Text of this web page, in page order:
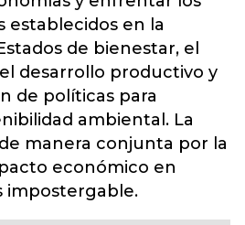
establecidos en la
de bienestar, el
desarrollo productivo y
de políticas para
ambiental. La
manera conjunta por la
económico en
impostergable.